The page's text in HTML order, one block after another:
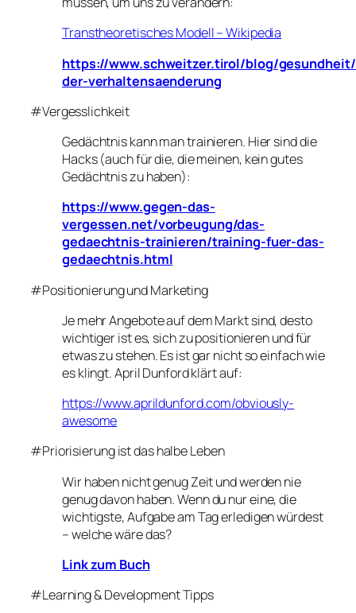
Transtheoretisches Modell – Wikipedia
https://www.schweitzer.tirol/blog/
der-verhaltensaenderung
#Vergesslichkeit
Gedächtnis kann man trainieren. Hier sind die
Hacks (auch für die, die meinen, kein gutes
Gedächtnis zu haben):
https://www.gegen-das-
vergessen.net/vorbeugung/das-
gedaechtnis-trainieren/training-fuer-das-
gedaechtnis.html
#Positionierung und Marketing
Je mehr Angebote auf dem Markt sind, desto
wichtiger ist es, sich zu positionieren und für
etwas zu stehen. Es ist gar nicht so einfach wie
es klingt. April Dunford klärt auf:
https://www.aprildunford.com/obviously-
awesome
#Priorisierung ist das halbe Leben
Wir haben nicht genug Zeit und werden nie
genug davon haben. Wenn du nur eine, die
wichtigste, Aufgabe am Tag erledigen würdest
– welche wäre das?
Link zum Buch
#Learning & Development Tipps